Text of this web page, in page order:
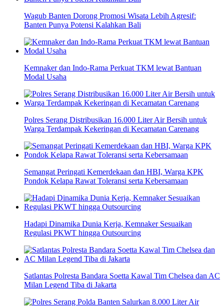
Wagub Banten Dorong Promosi Wisata Lebih Agresif:
Banten Punya Potensi Kalahkan Bali
Kemnaker dan Indo-Rama Perkuat TKM lewat Bantuan
Modal Usaha
Polres Serang Distribusikan 16.000 Liter Air Bersih untuk
Warga Terdampak Kekeringan di Kecamatan Carenang
Semangat Peringati Kemerdekaan dan HBI, Warga KPK
Pondok Kelapa Rawat Toleransi serta Kebersamaan
Hadapi Dinamika Dunia Kerja, Kemnaker Sesuaikan
Regulasi PKWT hingga Outsourcing
Satlantas Polresta Bandara Soetta Kawal Tim Chelsea dan AC
Milan Legend Tiba di Jakarta